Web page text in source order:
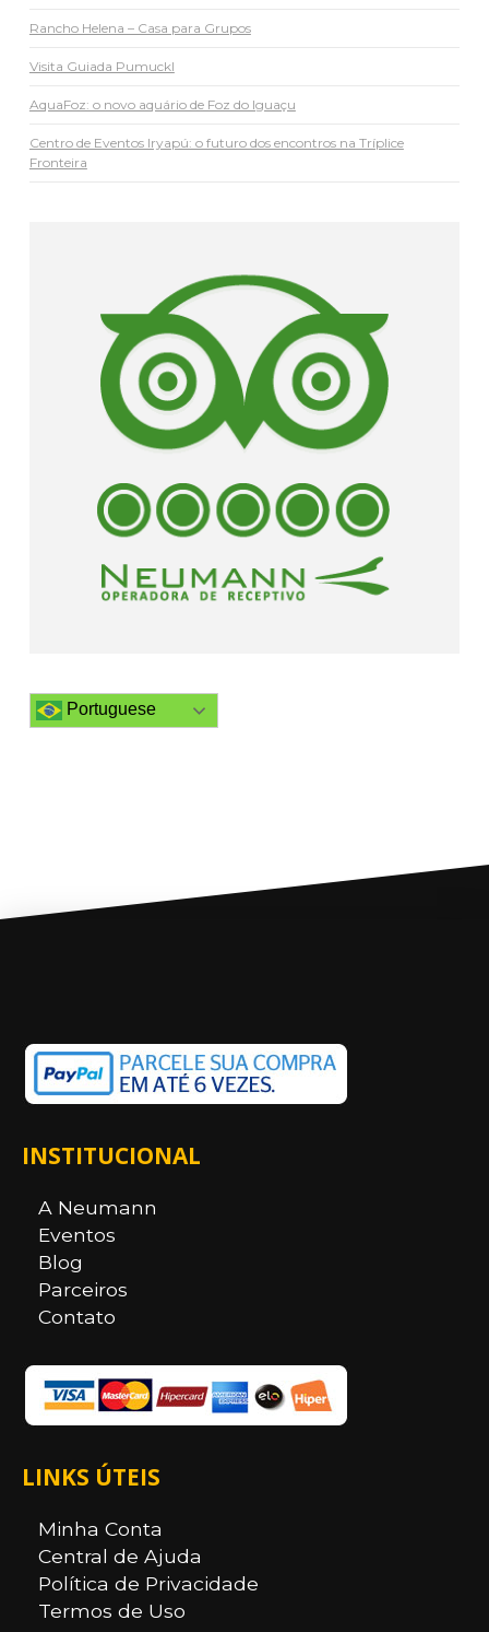
Rancho Helena – Casa para Grupos
Visita Guiada Pumuckl
AquaFoz: o novo aquário de Foz do Iguaçu
Centro de Eventos Iryapú: o futuro dos encontros na Tríplice
Fronteira
Portuguese
INSTITUCIONAL
A Neumann
Eventos
Blog
Parceiros
Contato
LINKS ÚTEIS
Minha Conta
Central de Ajuda
Política de Privacidade
Termos de Uso